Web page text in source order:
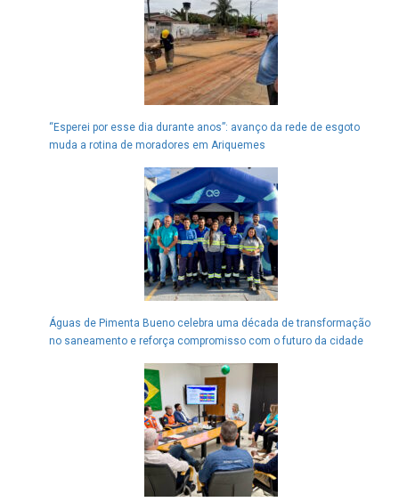
“Esperei por esse dia durante anos”: avanço da rede de esgoto
muda a rotina de moradores em Ariquemes
Águas de Pimenta Bueno celebra uma década de transformação
no saneamento e reforça compromisso com o futuro da cidade